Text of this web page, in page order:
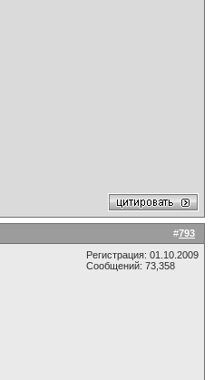
#793
Регистрация: 01.10.2009
Сообщений: 73,358